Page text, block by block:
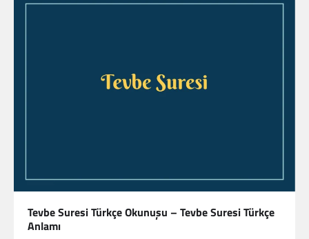
Tevbe Suresi Türkçe Okunuşu – Tevbe Suresi Türkçe
Anlamı